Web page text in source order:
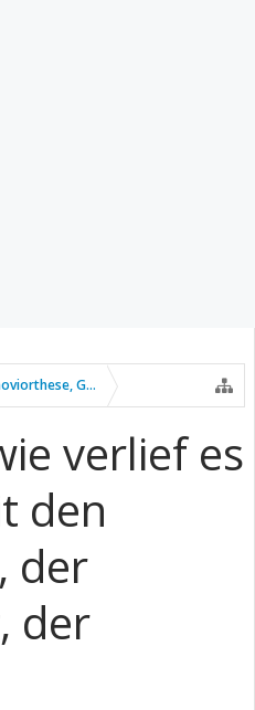
Gelenkpunktion usw.
verlief es
den
der
der